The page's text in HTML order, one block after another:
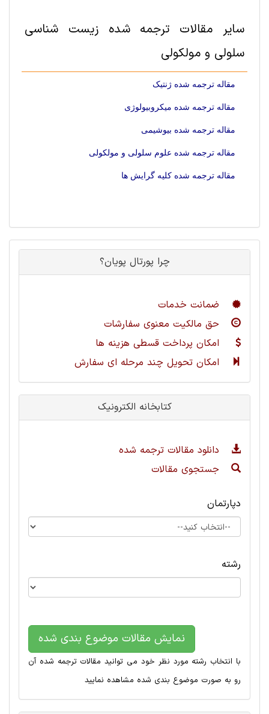
سایر مقالات ترجمه شده زیست شناسی
سلولی و مولکولی
مقاله ترجمه شده ژنتیک
مقاله ترجمه شده میکروبیولوژی
مقاله ترجمه شده بیوشیمی
مقاله ترجمه شده علوم سلولی و مولکولی
مقاله ترجمه شده کلیه گرایش ها
چرا پورتال پویان؟
ضمانت خدمات
حق مالکیت معنوی سفارشات
امکان پرداخت قسطی هزینه ها
امکان تحویل چند مرحله ای سفارش
کتابخانه الکترونیک
دانلود مقالات ترجمه شده
جستجوی مقالات
دپارتمان
رشته
نمایش مقالات موضوع بندی شده
با انتخاب رشته مورد نظر خود می توانید مقالات ترجمه شده آن
رو به صورت موضوع بندی شده مشاهده نمایید